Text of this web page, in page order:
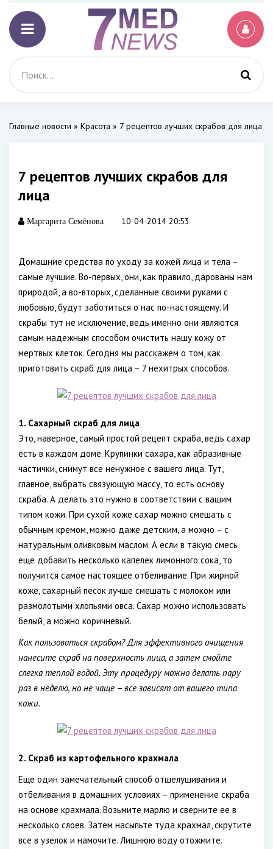
Главные новости » Красота » 7 рецептов лучших скрабов для лица
7 рецептов лучших скрабов для
лица
Маргарита Семёнова 10-04-2014 20:53
Домашние средства по уходу за кожей лица и тела –
самые лучшие. Во-первых, они, как правило, дарованы нам
природой, а во-вторых, сделанные своими руками с
любовью, будут заботиться о нас по-настоящему. И
скрабы тут не исключение, ведь именно они являются
самым надежным способом очистить нашу кожу от
мертвых клеток. Сегодня мы расскажем о том, как
приготовить скраб для лица – 7 нехитрых способов.
1. Сахарный скраб для лица
Это, наверное, самый простой рецепт скраба, ведь сахар
есть в каждом доме. Крупинки сахара, как абразивные
частички, снимут все ненужное с вашего лица. Тут,
главное, выбрать связующую массу, то есть основу
скраба. А делать это нужно в соответствии с вашим
типом кожи. При сухой коже сахар можно смешать с
обычным кремом, можно даже детским, а можно – с
натуральным оливковым маслом. А если в такую смесь
еще добавить несколько капелек лимонного сока, то
получится самое настоящее отбеливание. При жирной
коже, сахарный песок лучше смешать с молоком или
размолотыми хлопьями овса. Сахар можно использовать
белый, а можно коричневый.
Как пользоваться скрабом? Для эффективного очищения
нанесите скраб на поверхность лица, а затем смойте
слегка теплой водой. Эту процедуру можно делать пару
раз в неделю, но не чаще – все зависят от вашего типа
кожи.
2. Скраб из картофельного крахмала
Еще один замечательный способ отшелушивания и
отбеливания в домашних условиях – применение скраба
на основе крахмала. Возьмите марлю и сверните ее в
несколько слоев. Затем насыпьте туда крахмал, скрутите
все в узелок и намочите. Лишнюю воду отожмите.